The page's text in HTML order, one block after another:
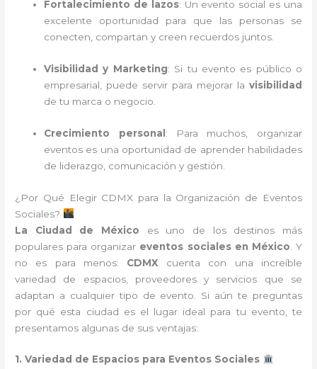
Fortalecimiento de lazos: Un evento social es una
excelente oportunidad para que las personas se
conecten, compartan y creen recuerdos juntos.
Visibilidad y Marketing: Si tu evento es público o
empresarial, puede servir para mejorar la visibilidad
de tu marca o negocio.
Crecimiento personal : Para muchos, organizar
eventos es una oportunidad de aprender habilidades
de liderazgo, comunicación y gestión.
¿Por Qué Elegir CDMX para la Organización de Eventos
Sociales?
La Ciudad de México es uno de los destinos más
populares para organizar eventos sociales en México . Y
no es para menos: CDMX cuenta con una increíble
variedad de espacios, proveedores y servicios que se
adaptan a cualquier tipo de evento. Si aún te preguntas
por qué esta ciudad es el lugar ideal para tu evento, te
presentamos algunas de sus ventajas:
1. Variedad de Espacios para Eventos Sociales